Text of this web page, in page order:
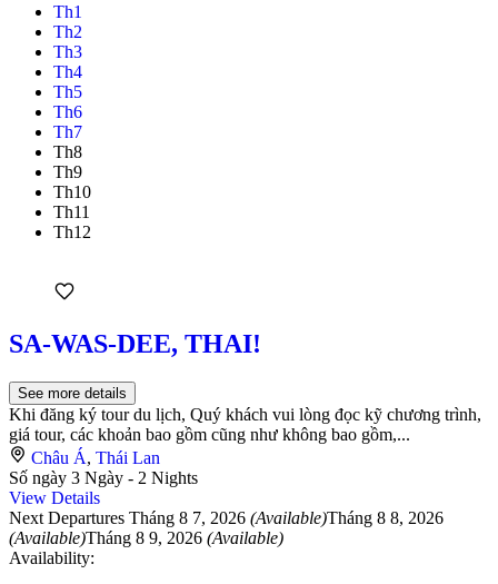
Th1
Th2
Th3
Th4
Th5
Th6
Th7
Th8
Th9
Th10
Th11
Th12
SA-WAS-DEE, THAI!
See more details
Khi đăng ký tour du lịch, Quý khách vui lòng đọc kỹ chương trình,
giá tour, các khoản bao gồm cũng như không bao gồm,...
Châu Á, Thái Lan
Số ngày 3 Ngày - 2 Nights
View Details
Next Departures Tháng 8 7, 2026 (Available)Tháng 8 8, 2026
(Available)Tháng 8 9, 2026 (Available)
Availability: